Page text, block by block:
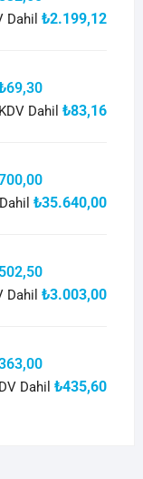
Dahil ₺2.199,12
69,30
KDV Dahil ₺83,16
₺35.640,00
Dahil ₺3.003,00
Dahil ₺435,60